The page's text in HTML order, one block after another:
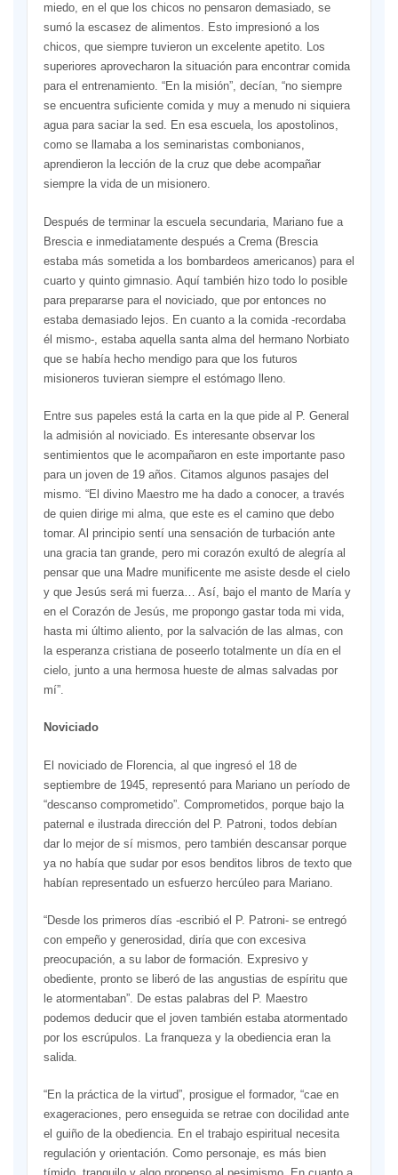
miedo, en el que los chicos no pensaron demasiado, se
sumó la escasez de alimentos. Esto impresionó a los
chicos, que siempre tuvieron un excelente apetito. Los
superiores aprovecharon la situación para encontrar comida
para el entrenamiento. “En la misión”, decían, “no siempre
se encuentra suficiente comida y muy a menudo ni siquiera
agua para saciar la sed. En esa escuela, los apostolinos,
como se llamaba a los seminaristas combonianos,
aprendieron la lección de la cruz que debe acompañar
siempre la vida de un misionero.
Después de terminar la escuela secundaria, Mariano fue a
Brescia e inmediatamente después a Crema (Brescia
estaba más sometida a los bombardeos americanos) para el
cuarto y quinto gimnasio. Aquí también hizo todo lo posible
para prepararse para el noviciado, que por entonces no
estaba demasiado lejos. En cuanto a la comida -recordaba
él mismo-, estaba aquella santa alma del hermano Norbiato
que se había hecho mendigo para que los futuros
misioneros tuvieran siempre el estómago lleno.
Entre sus papeles está la carta en la que pide al P. General
la admisión al noviciado. Es interesante observar los
sentimientos que le acompañaron en este importante paso
para un joven de 19 años. Citamos algunos pasajes del
mismo. “El divino Maestro me ha dado a conocer, a través
de quien dirige mi alma, que este es el camino que debo
tomar. Al principio sentí una sensación de turbación ante
una gracia tan grande, pero mi corazón exultó de alegría al
pensar que una Madre munificente me asiste desde el cielo
y que Jesús será mi fuerza… Así, bajo el manto de María y
en el Corazón de Jesús, me propongo gastar toda mi vida,
hasta mi último aliento, por la salvación de las almas, con
la esperanza cristiana de poseerlo totalmente un día en el
cielo, junto a una hermosa hueste de almas salvadas por
mí”.
Noviciado
El noviciado de Florencia, al que ingresó el 18 de
septiembre de 1945, representó para Mariano un período de
“descanso comprometido”. Comprometidos, porque bajo la
paternal e ilustrada dirección del P. Patroni, todos debían
dar lo mejor de sí mismos, pero también descansar porque
ya no había que sudar por esos benditos libros de texto que
habían representado un esfuerzo hercúleo para Mariano.
“Desde los primeros días -escribió el P. Patroni- se entregó
con empeño y generosidad, diría que con excesiva
preocupación, a su labor de formación. Expresivo y
obediente, pronto se liberó de las angustias de espíritu que
le atormentaban”. De estas palabras del P. Maestro
podemos deducir que el joven también estaba atormentado
por los escrúpulos. La franqueza y la obediencia eran la
salida.
“En la práctica de la virtud”, prosigue el formador, “cae en
exageraciones, pero enseguida se retrae con docilidad ante
el guiño de la obediencia. En el trabajo espiritual necesita
regulación y orientación. Como personaje, es más bien